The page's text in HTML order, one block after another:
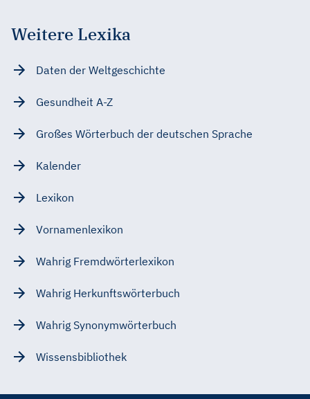
Weitere Lexika
Daten der Weltgeschichte
Gesundheit A-Z
Großes Wörterbuch der deutschen Sprache
Kalender
Lexikon
Vornamenlexikon
Wahrig Fremdwörterlexikon
Wahrig Herkunftswörterbuch
Wahrig Synonymwörterbuch
Wissensbibliothek